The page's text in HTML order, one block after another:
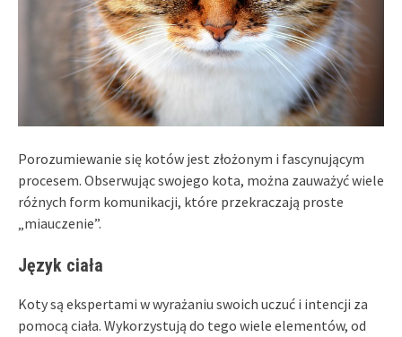
Porozumiewanie się kotów jest złożonym i fascynującym
procesem. Obserwując swojego kota, można zauważyć wiele
różnych form komunikacji, które przekraczają proste
„miauczenie”.
Język ciała
Koty są ekspertami w wyrażaniu swoich uczuć i intencji za
pomocą ciała. Wykorzystują do tego wiele elementów, od